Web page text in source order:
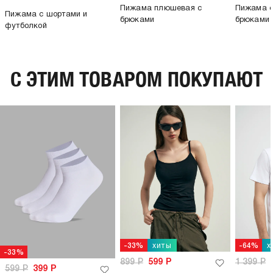
Пижама с шортами и
футболкой
Пижама плюшевая с
брюками
Пижама
брюками
C ЭТИМ ТОВАРОМ ПОКУПАЮТ
-33%
599Р 399 Р
-33% хиты
899Р 599 Р
-64%
1 399Р